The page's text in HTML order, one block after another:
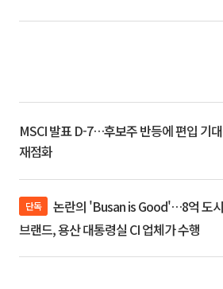
MSCI 발표 D-7…후보주 반등에 편입 기대
재점화
단독
브랜드, 용산 대통령실 CI 업체가 수행